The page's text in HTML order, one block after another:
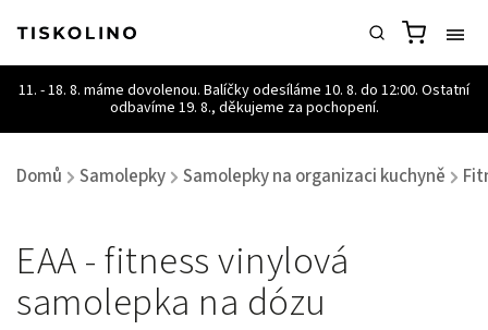
Domů / Samolepky / Samolepky na organizaci kuchyně /
EAA - fitness vinylová
samolepka na dózu